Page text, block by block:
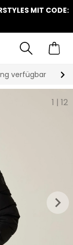
MIT CODE:
verfügbar
1 | 12
keyboard_arrow_right